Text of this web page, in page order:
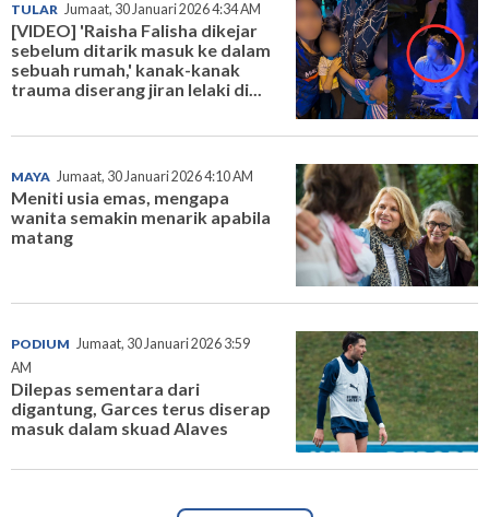
TULAR Jumaat, 30 Januari 2026 4:34 AM
[VIDEO] 'Raisha Falisha dikejar
sebelum ditarik masuk ke dalam
sebuah rumah,' kanak-kanak
trauma diserang jiran lelaki di...
MAYA Jumaat, 30 Januari 2026 4:10 AM
Meniti usia emas, mengapa
wanita semakin menarik apabila
matang
PODIUM Jumaat, 30 Januari 2026 3:59
AM
Dilepas sementara dari
digantung, Garces terus diserap
masuk dalam skuad Alaves